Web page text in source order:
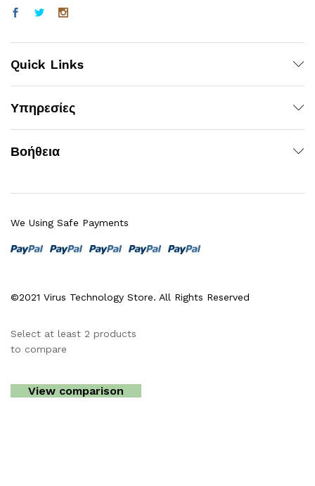
Quick Links
Υπηρεσίες
Βοήθεια
©2021 Virus Technology Store. All Rights Reserved
We Using Safe Payments
Select at least 2 products
to compare
View comparison